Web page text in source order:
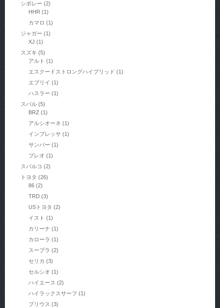
シボレー (2)
HHR (1)
カマロ (1)
ジャガー (1)
XJ (1)
スズキ (5)
アルト (1)
エスクードストロングハイブリッド (1)
エブリイ (1)
ハスラー (1)
スバル(5)
BRZ (1)
アルシオーネ (1)
インプレッサ (1)
サンバー (1)
プレオ (1)
スパルコ (2)
トヨタ (26)
86 (2)
TRD (3)
USトヨタ (2)
イスト (1)
カリーナ (1)
カローラ (1)
スープラ (2)
セリカ (3)
セルシオ (1)
ハイエース (2)
ハイラックスサーフ (1)
プリウス (3)